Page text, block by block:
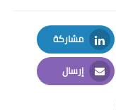
مشاركة
LinkedIn
إرسال
Email